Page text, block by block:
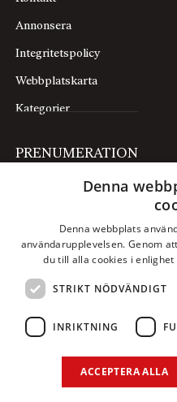
Annonsera
Integritetspolicy
Webbplatskarta
Kategorier
PRENUMERATION
FÖLJ OSS
Facebook
Instagram
Denna
Denna webbplats
användarupplevelsen. Genom
du till alla cookies i
STRIKT NÖDVÄNDIGT
INRIKTNING
ACCEPTERA ALLA